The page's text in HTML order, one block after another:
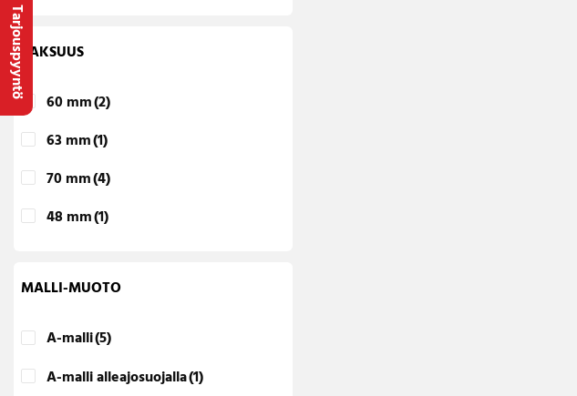
PAKSUUS
60 mm(2)
63 mm(1)
70 mm(4)
48 mm(1)
MALLI-MUOTO
A-malli(5)
A-malli alleajosuojalla(1)
Tarjouspyyntö